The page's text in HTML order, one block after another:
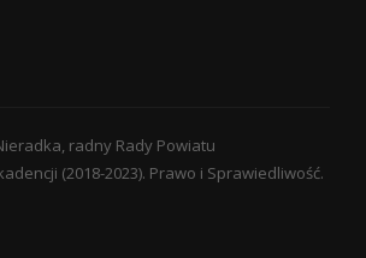
radny Rady Powiatu
(2018-2023). Prawo i Sprawiedliwość.